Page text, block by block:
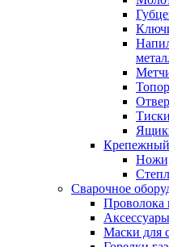
Сварочное
Проволока
Маски для